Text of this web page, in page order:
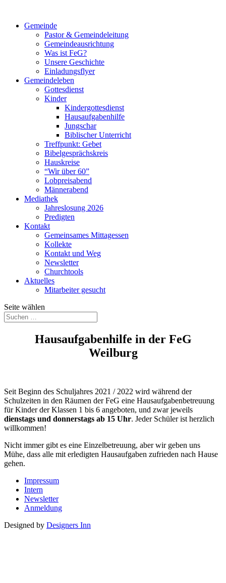
Gemeinde
Pastor & Gemeindeleitung
Gemeindeausrichtung
Was ist FeG?
Unsere Geschichte
Einladungsflyer
Gemeindeleben
Gottesdienst
Kinder
Kindergottesdienst
Hausaufgabenhilfe
Jungschar
Biblischer Unterricht
Treffpunkt: Gebet
Bibelgesprächskreis
Hauskreise
“Wir über 60”
Lobpreisabend
Männerabend
Mediathek
Jahreslosung 2026
Predigten
Kontakt
Gemeinsames Mittagessen
Kollekte
Kontakt und Weg
Newsletter
Churchtools
Aktuelles
Mitarbeiter gesucht
Seite wählen
Hausaufgabenhilfe in der FeG
Weilburg
Seit Beginn des Schuljahres 2021 / 2022 wird während der
Schulzeiten in den Räumen der FeG eine Hausaufgabenbetreuung
für Kinder der Klassen 1 bis 6 angeboten, und zwar jeweils
dienstags und donnerstags ab 15 Uhr. Jeder Schüler ist herzlich
willkommen!
Nicht immer gibt es eine Einzelbetreuung, aber wir geben uns
Mühe, dass alle mit erledigten Hausaufgaben zufrieden nach Hause
gehen.
Impressum
Intern
Newsletter
Anmeldung
Designed by Designers Inn